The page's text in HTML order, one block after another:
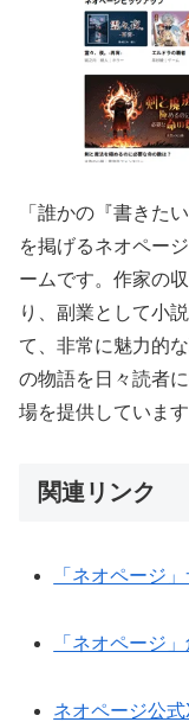
「誰かの『書きた
を掲げるネオペー
ームです。作家の
り、副業として小
て、非常に魅力的
の物語を日々読者
場を提供しています
関連リンク
「ネオページ
「ネオページ
ネオページ公式